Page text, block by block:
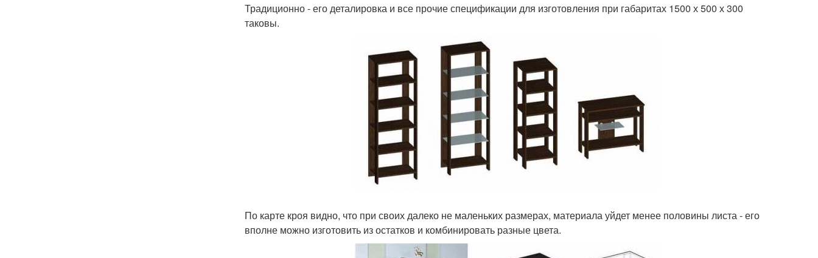
Традиционно - его деталировка и все прочие спецификации для изготовления при габаритах 1500 х 500 х 300
таковы.
По карте кроя видно, что при своих далеко не маленьких размерах, материала уйдет менее половины листа - его
вполне можно изготовить из остатков и комбинировать разные цвета.